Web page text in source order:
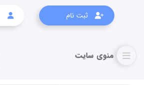
ثبت نام